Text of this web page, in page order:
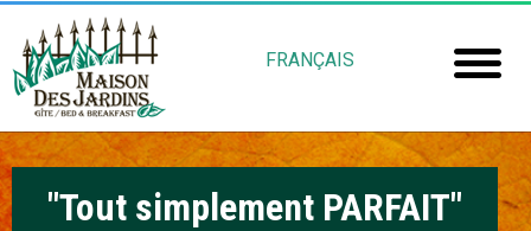
Skip
main
content
M
a
i
s
FRANÇAIS
"Tout simplement PARFAIT"